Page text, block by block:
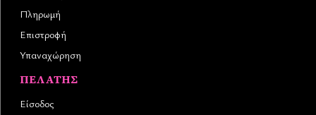
Πληρωμή
Επιστροφή
Υπαναχώρηση
ΠΕΛΆΤΗΣ
Είσοδος